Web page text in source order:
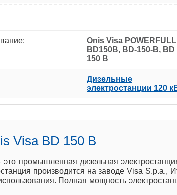
Onis Visa POWERFULL
BD150B, BD-150-B, BD
150 B
Дизельные
электростанции 120
Visa BD 150 B
промышленная дизельная
производится на заводе Visa S.p.a.,
Полная мощность